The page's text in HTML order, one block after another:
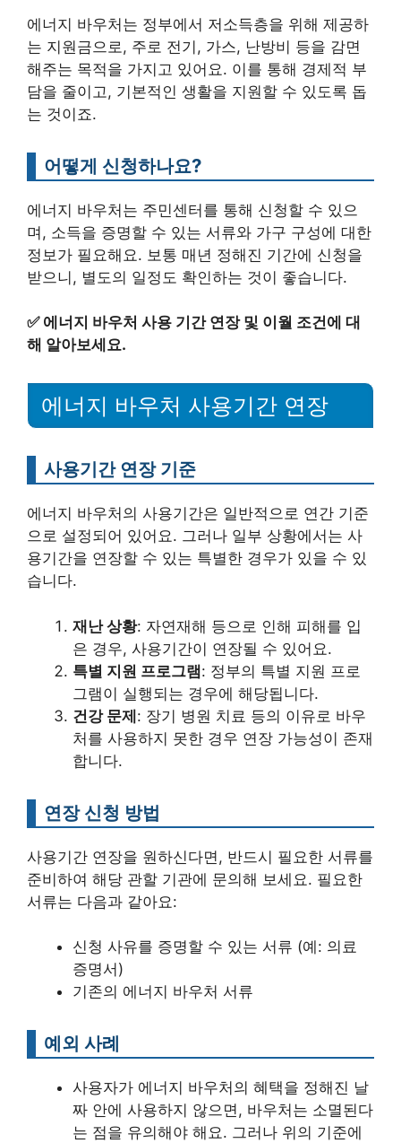
에너지 바우처는 정부에서 저소득층을 위해 제공하
는 지원금으로, 주로 전기, 가스, 난방비 등을 감면
해주는 목적을 가지고 있어요. 이를 통해 경제적 부
담을 줄이고, 기본적인 생활을 지원할 수 있도록 돕
는 것이죠.
어떻게 신청하나요?
에너지 바우처는 주민센터를 통해 신청할 수 있으
며, 소득을 증명할 수 있는 서류와 가구 구성에 대한
정보가 필요해요. 보통 매년 정해진 기간에 신청을
받으니, 별도의 일정도 확인하는 것이 좋습니다.
✅ 에너지 바우처 사용 기간 연장 및 이월 조건에 대
해 알아보세요.
에너지 바우처 사용기간 연장
사용기간 연장 기준
에너지 바우처의 사용기간은 일반적으로 연간 기준
으로 설정되어 있어요. 그러나 일부 상황에서는 사
용기간을 연장할 수 있는 특별한 경우가 있을 수 있
습니다.
재난 상황: 자연재해 등으로 인해 피해를 입
은 경우, 사용기간이 연장될 수 있어요.
특별 지원 프로그램: 정부의 특별 지원 프로
그램이 실행되는 경우에 해당됩니다.
건강 문제: 장기 병원 치료 등의 이유로 바우
처를 사용하지 못한 경우 연장 가능성이 존재
합니다.
연장 신청 방법
사용기간 연장을 원하신다면, 반드시 필요한 서류를
준비하여 해당 관할 기관에 문의해 보세요. 필요한
서류는 다음과 같아요:
신청 사유를 증명할 수 있는 서류 (예: 의료
증명서)
기존의 에너지 바우처 서류
예외 사례
사용자가 에너지 바우처의 혜택을 정해진 날
짜 안에 사용하지 않으면, 바우처는 소멸된다
는 점을 유의해야 해요. 그러나 위의 기준에